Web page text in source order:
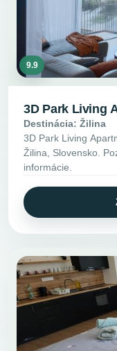
9.9
3D Park Living
Destinácia: Žilina
3D Park Living
Žilina, Slovensko.
informácie.